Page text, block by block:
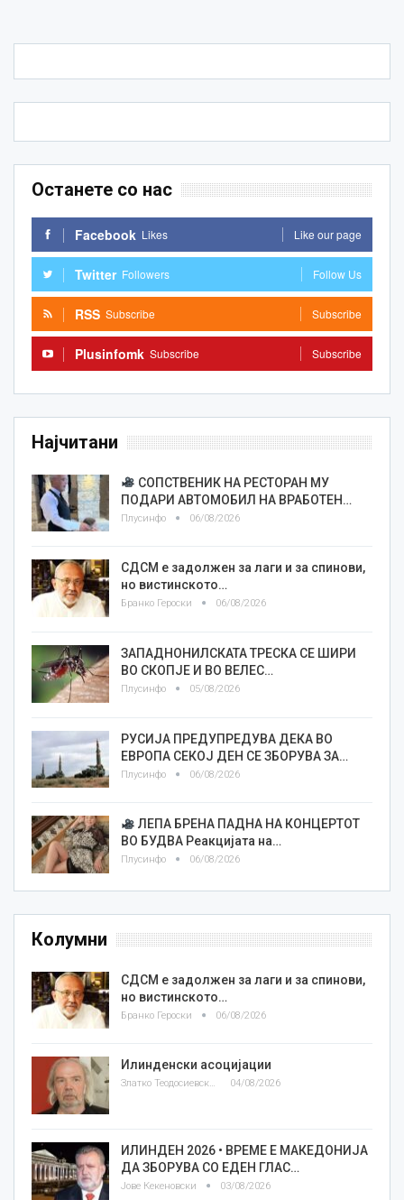
Останете со нас
Facebook Likes Like our page
Twitter Followers Follow Us
RSS Subscribe Subscribe
Plusinfomk Subscribe Subscribe
Најчитани
СОПСТВЕНИК НА РЕСТОРАН МУ
ПОДАРИ АВТОМОБИЛ НА ВРАБОТЕН…
Плусинфо 06/08/2026
СДСМ е задолжен за лаги и за спинови,
но вистинското…
Бранко Героски 06/08/2026
ЗАПАДНОНИЛСКАТА ТРЕСКА СЕ ШИРИ
ВО СКОПЈЕ И ВО ВЕЛЕС…
Плусинфо 05/08/2026
РУСИЈА ПРЕДУПРЕДУВА ДЕКА ВО
ЕВРОПА СЕКОЈ ДЕН СЕ ЗБОРУВА ЗА…
Плусинфо 06/08/2026
ЛЕПА БРЕНА ПАДНА НА КОНЦЕРТОТ
ВО БУДВА Реакцијата на…
Плусинфо 06/08/2026
Колумни
СДСМ е задолжен за лаги и за спинови,
но вистинското…
Бранко Героски 06/08/2026
Илинденски асоцијации
Златко Теодосиевски 04/08/2026
ИЛИНДЕН 2026 • ВРЕМЕ Е МАКЕДОНИЈА
ДА ЗБОРУВА СО ЕДЕН ГЛАС…
Јове Кекеновски 03/08/2026